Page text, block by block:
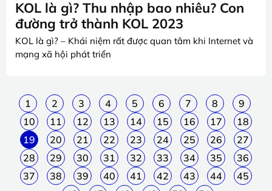
KOL là gì? Thu nhập bao nhiêu? Con
đường trở thành KOL 2023
KOL là gì? – Khái niệm rất được quan tâm khi Internet và
mạng xã hội phát triển
1 2 3 4 5 6 7 8
9
10
11 12 13 14 15 16 17
18
19
20 21 22 23 24 25 26
27
28
29 30 31 32 33 34 35
36
37
38 39 40 41 42 43 44
45